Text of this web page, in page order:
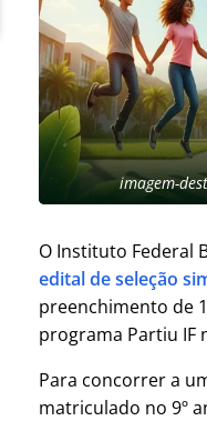
imagem-
O Instituto Federal
edital de seleção
preenchimento de
programa Partiu IF
Para concorrer a
matriculado no 9º